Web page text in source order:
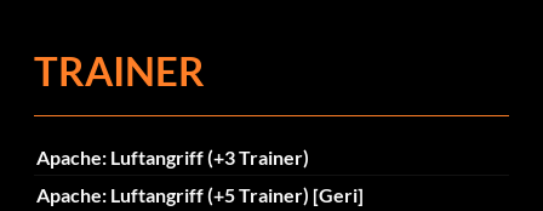
TRAINER
Apache: Luftangriff (+3 Trainer)
Apache: Luftangriff (+5 Trainer) [Geri]